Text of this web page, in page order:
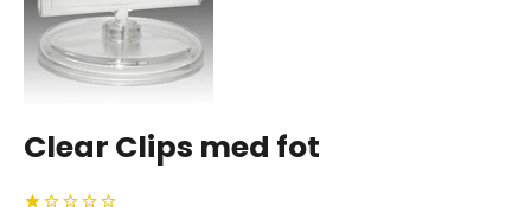
Clear Clips med fot